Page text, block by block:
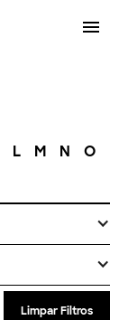
L M N O
Limpar Filtros